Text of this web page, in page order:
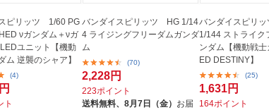
ピリッツ 1/60 PG
νガンダム＋νガ
ユニット【機動
ム 逆襲のシャア】
(4)
ト
バンダイスピリッツ HG 1/14
4 ライジングフリーダムガンダ
ム
(70)
2,228円
223ポイント
送料無料、 8月7日（金） お届
バンダイスピリ
1/144 ストライク
ンダム【機動戦
ED DESTINY】
(25)
1,631円
164ポイント